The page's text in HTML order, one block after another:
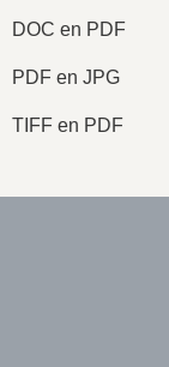
DOC en PDF
PDF en JPG
TIFF en PDF